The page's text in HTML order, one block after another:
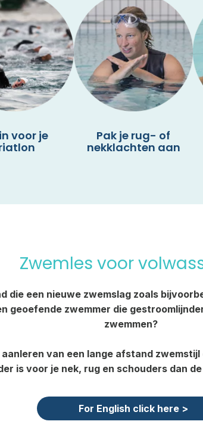
voor je
Pak je rug- of
nekklachten aan
Zwemles voor
die een nieuwe zwemslag zoals
geoefende zwemmer die
zwemmen?
van een lange afstand
is voor je nek, rug en schouders dan
For English click here >